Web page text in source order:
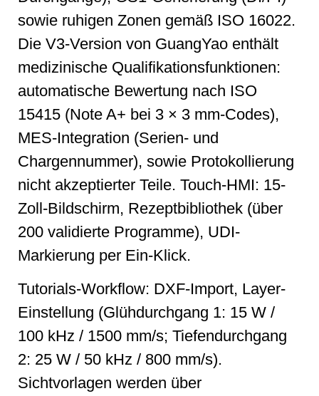
sowie ruhigen Zonen gemäß ISO 16022.
Die V3-Version von GuangYao enthält
medizinische Qualifikationsfunktionen:
automatische Bewertung nach ISO
15415 (Note A+ bei 3 × 3 mm-Codes),
MES-Integration (Serien- und
Chargennummer), sowie Protokollierung
nicht akzeptierter Teile. Touch-HMI: 15-
Zoll-Bildschirm, Rezeptbibliothek (über
200 validierte Programme), UDI-
Markierung per Ein-Klick.
Tutorials-Workflow: DXF-Import, Layer-
Einstellung (Glühdurchgang 1: 15 W /
100 kHz / 1500 mm/s; Tiefendurchgang
2: 25 W / 50 kHz / 800 mm/s).
Sichtvorlagen werden über